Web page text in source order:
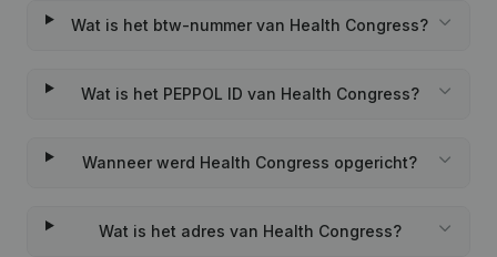
Wat is het btw-nummer van Health Congress?
Wat is het PEPPOL ID van Health Congress?
Wanneer werd Health Congress opgericht?
Wat is het adres van Health Congress?